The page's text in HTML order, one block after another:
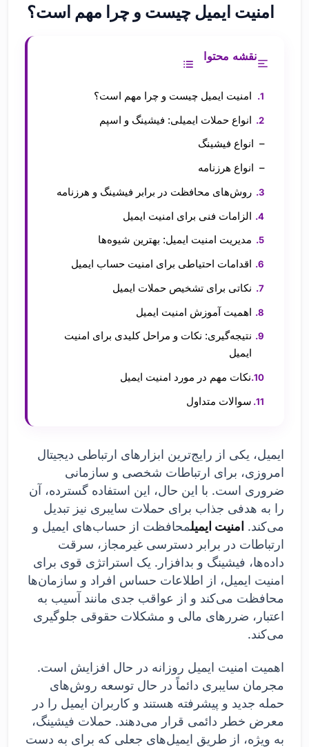
امنیت ایمیل چیست و چرا مهم است؟
نقشه محتوا
امنیت ایمیل چیست و چرا مهم است؟
انواع حملات ایمیلی: فیشینگ و اسپم
انواع فیشینگ
انواع هرزنامه
روش‌های محافظت در برابر فیشینگ و هرزنامه
الزامات فنی برای امنیت ایمیل
مدیریت امنیت ایمیل: بهترین شیوه‌ها
اقدامات احتیاطی برای امنیت حساب ایمیل
نکاتی برای تشخیص حملات ایمیل
اهمیت آموزش امنیت ایمیل
نتیجه‌گیری: نکات و مراحل کلیدی برای امنیت
ایمیل
نکات مهم در مورد امنیت ایمیل
سوالات متداول
ایمیل، یکی از رایج‌ترین ابزارهای ارتباطی دیجیتال
امروزی، برای ارتباطات شخصی و سازمانی
ضروری است. با این حال، این استفاده گسترده، آن
را به هدفی جذاب برای حملات سایبری نیز تبدیل
می‌کند. امنیت ایمیلمحافظت از حساب‌های ایمیل و
ارتباطات در برابر دسترسی غیرمجاز، سرقت
داده‌ها، فیشینگ و بدافزار. یک استراتژی قوی برای
امنیت ایمیل، از اطلاعات حساس افراد و سازمان‌ها
محافظت می‌کند و از عواقب جدی مانند آسیب به
اعتبار، ضررهای مالی و مشکلات حقوقی جلوگیری
می‌کند.
اهمیت امنیت ایمیل روزانه در حال افزایش است.
مجرمان سایبری دائماً در حال توسعه روش‌های
حمله جدید و پیشرفته هستند و کاربران ایمیل را در
معرض خطر دائمی قرار می‌دهند. حملات فیشینگ،
به ویژه، از طریق ایمیل‌های جعلی که برای به دست